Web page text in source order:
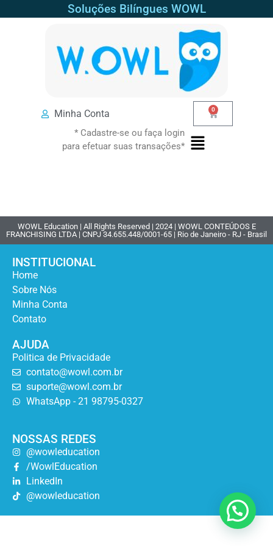
Soluções Bilíngues WOWL
Minha Conta 0
* Cadastre-se ou faça login
para efetuar suas transações*
WOWL Education | All Rights Reserved | 2024 | WOWL CONTEÚDOS E
FRANCHISING LTDA | CNPJ 34.655.448/0001-65 | Rio de Janeiro - RJ - Brasil
INSTITUCIONAL
Home
Sobre Nós
Minha Conta
Contato
AJUDA
Politica de Privacidade
contato@wowl.com.br
suporte@wowl.com.br
WhatsApp - 21 98795-0327
NOSSAS REDES
@wowleducation
/WowlEducation
LinkedIn
@wowleducation